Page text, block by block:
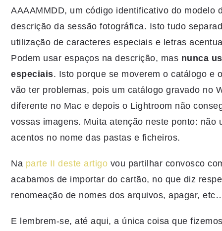
AAAAMMDD, um código identificativo do modelo
descrição da sessão fotográfica. Isto tudo
utilização de caracteres especiais e letras
Podem usar espaços na descrição, mas nunca
especiais. Isto porque se moverem o catálogo e
vão ter problemas, pois um catálogo gravado no
diferente no Mac e depois o Lightroom não
vossas imagens. Muita atenção neste ponto: não
acentos no nome das pastas e ficheiros.
Na parte II deste artigo vou partilhar convosco
acabamos de importar do cartão, no que diz
renomeação de nomes dos arquivos, apagar,
E lembrem-se, até aqui, a única coisa que